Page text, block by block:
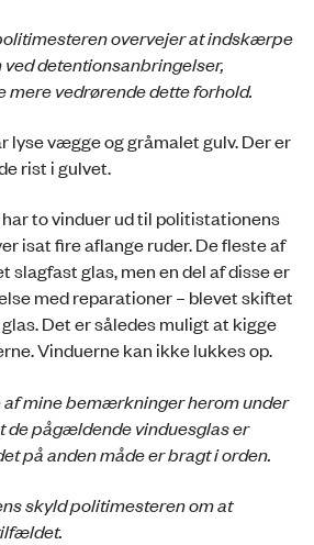
overvejer at indskærpe
detentionsanbringelser,
mere vedrørende dette forhold.
lyse vægge og gråmalet gulv. Der er
rist i gulvet.
to vinduer ud til politistationens
isat fire aflange ruder. De fleste af
slagfast glas, men en del af disse er
med reparationer – blevet skiftet
Det er således muligt at kigge
Vinduerne kan ikke lukkes op.
mine bemærkninger herom under
de pågældende vinduesglas er
på anden måde er bragt i orden.
skyld politimesteren om at